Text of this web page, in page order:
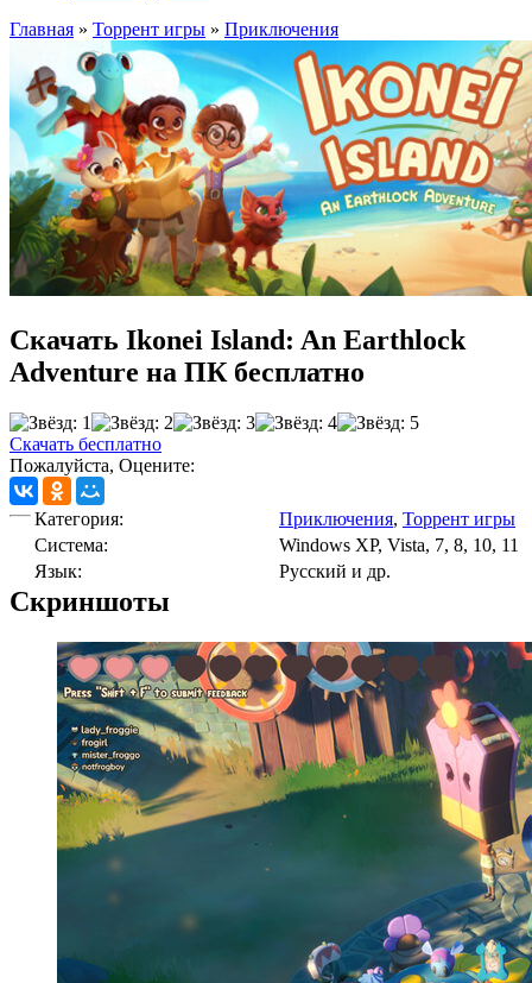
Главная » Торрент игры » Приключения
Скачать Ikonei Island: An Earthlock
Adventure на ПК бесплатно
Скачать бесплатно
Пожалуйста, Оцените:
Категория: Приключения, Торрент игры
Cистема:
Windows XP, Vista, 7, 8, 10, 11
Язык:
Русский и др.
Скриншоты